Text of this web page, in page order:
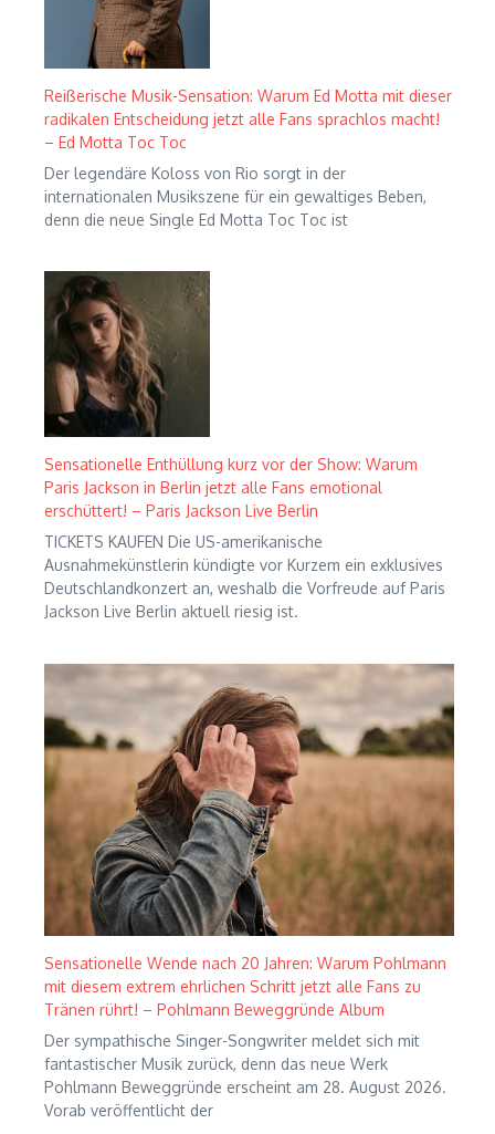
Reißerische Musik-Sensation: Warum Ed Motta mit dieser
radikalen Entscheidung jetzt alle Fans sprachlos macht!
– Ed Motta Toc Toc
Der legendäre Koloss von Rio sorgt in der
internationalen Musikszene für ein gewaltiges Beben,
denn die neue Single Ed Motta Toc Toc ist
Sensationelle Enthüllung kurz vor der Show: Warum
Paris Jackson in Berlin jetzt alle Fans emotional
erschüttert! – Paris Jackson Live Berlin
TICKETS KAUFEN Die US-amerikanische
Ausnahmekünstlerin kündigte vor Kurzem ein exklusives
Deutschlandkonzert an, weshalb die Vorfreude auf Paris
Jackson Live Berlin aktuell riesig ist.
Sensationelle Wende nach 20 Jahren: Warum Pohlmann
mit diesem extrem ehrlichen Schritt jetzt alle Fans zu
Tränen rührt! – Pohlmann Beweggründe Album
Der sympathische Singer-Songwriter meldet sich mit
fantastischer Musik zurück, denn das neue Werk
Pohlmann Beweggründe erscheint am 28. August 2026.
Vorab veröffentlicht der